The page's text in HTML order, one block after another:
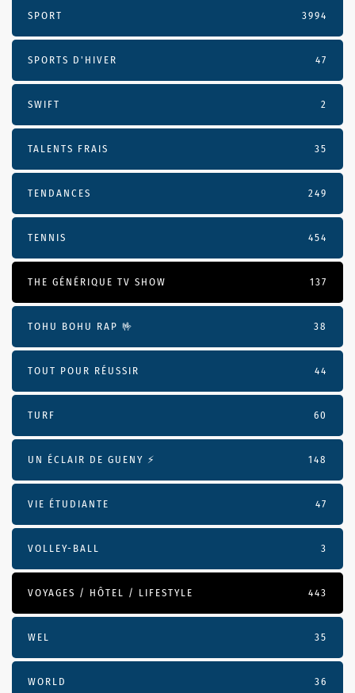
SPORT 3994
SPORTS D'HIVER 47
SWIFT 2
TALENTS FRAIS 35
TENDANCES 249
TENNIS 454
THE GÉNÉRIQUE TV SHOW 137
TOHU BOHU RAP 🤟 38
TOUT POUR RÉUSSIR 44
TURF 60
UN ÉCLAIR DE GUENY ⚡️ 148
VIE ÉTUDIANTE 47
VOLLEY-BALL 3
VOYAGES / HÔTEL / LIFESTYLE 443
WEL 35
WORLD 36